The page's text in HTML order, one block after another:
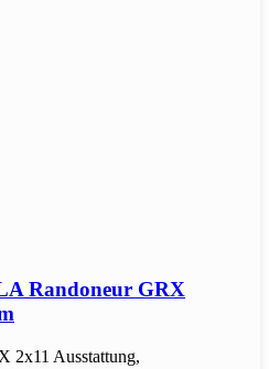
Randoneur GRX
2x11 Ausstattung,